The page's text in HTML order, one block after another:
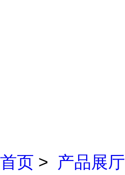
首页 > 产品展厅